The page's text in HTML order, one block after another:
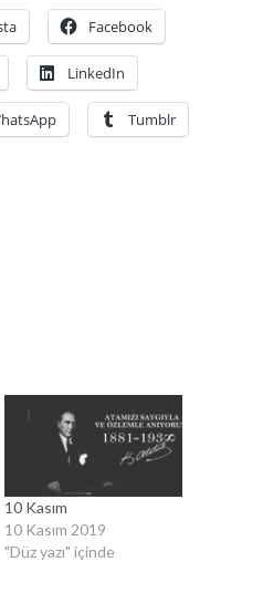
Video Facebook
LinkedIn
Tumblr
10 Kasım
10 Kasım 2019
"Düz yazı" içinde